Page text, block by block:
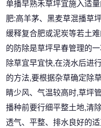
单播早熟禾草坪宜施入适
肥:高羊茅、黑麦草混播草
缓释复合肥或泥炭等若土
的防除是草坪早春管理的
除草宜早宜快,在浇水后进
的方法,要根据杂草确定除
睛少风、气温较高时,草坪
播种前要行细平整土地,清
透气、平整、排水良好的